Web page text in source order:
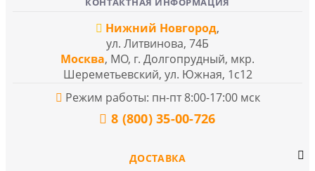
Нижний Новгород,
ул. Литвинова, 74Б
Москва, МО, г. Долгопрудный, мкр.
Шереметьевский, ул. Южная, 1с12
Режим работы: пн-пт 8:00-17:00 мск
8 (800) 35-00-726
ДОСТАВКА